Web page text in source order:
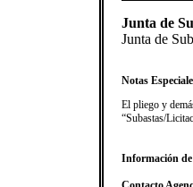
Junta de
Junta de
Notas
​El pliego y
“Subastas/
Información